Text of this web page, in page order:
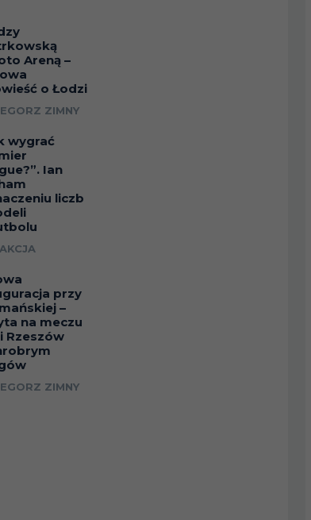
Areną –
o Łodzi
ZIMNY
wygrać
Ian
liczb
przy
–
na meczu
Rzeszów
ZIMNY